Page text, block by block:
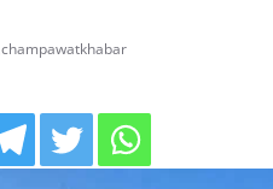
champawatkhabar